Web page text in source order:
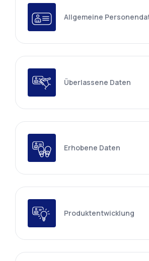
Allgemeine
Überlassene Daten
Erhobene Daten
Produktentwicklung